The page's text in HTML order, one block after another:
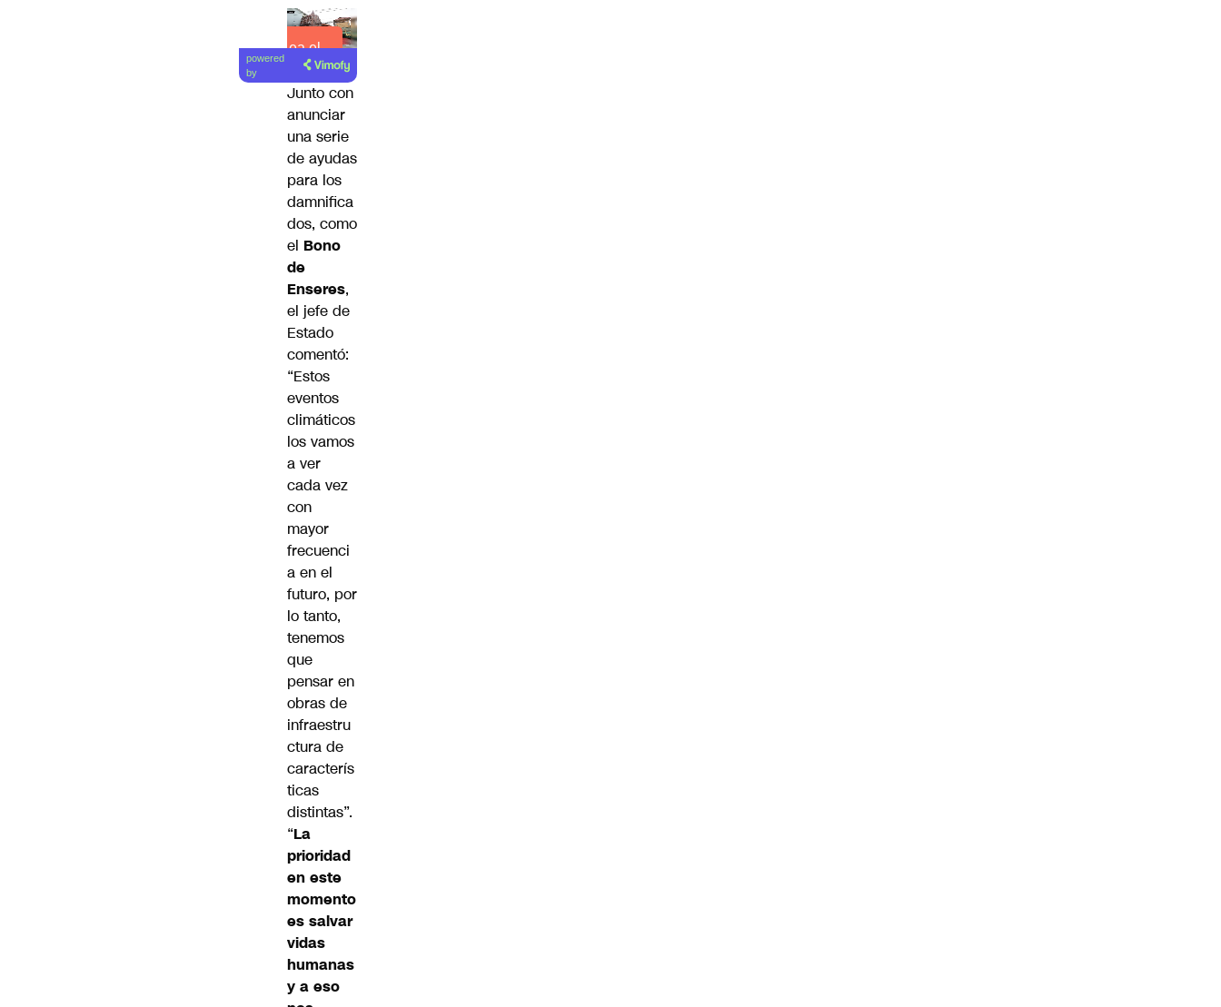
Lea el
artículo
powered
by
Junto con
anunciar
una serie
de ayudas
para los
damnifica
dos, como
el Bono
de
Enseres,
el jefe de
Estado
comentó:
“Estos
eventos
climáticos
los vamos
a ver
cada vez
con
mayor
frecuenci
a en el
futuro, por
lo tanto,
tenemos
que
pensar en
obras de
infraestru
ctura de
caracterís
ticas
distintas”.
“La
prioridad
en este
momento
es salvar
vidas
humanas
y a eso